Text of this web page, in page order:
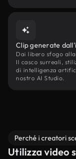
Clip generate
Dai libero sfogo
Il casco surreali,
di intelligenza
nostro AI Studio.
Perché i creatori
Utilizza video